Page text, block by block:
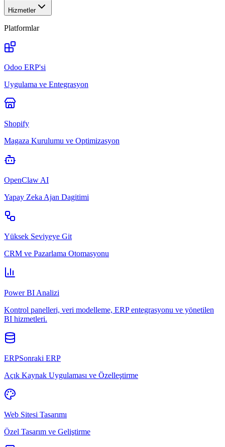
Hizmetler
Platformlar
Odoo ERP'si
Uygulama ve Entegrasyon
Shopify
Magaza Kurulumu ve Optimizasyon
OpenClaw AI
Yapay Zeka Ajan Dagitimi
Yüksek Seviyeye Git
CRM ve Pazarlama Otomasyonu
Power BI Analizi
Kontrol panelleri, veri modelleme, ERP entegrasyonu ve yönetilen
BI hizmetleri.
ERPSonraki ERP
Açık Kaynak Uygulaması ve Özelleştirme
Web Sitesi Tasarımı
Özel Tasarım ve Geliştirme